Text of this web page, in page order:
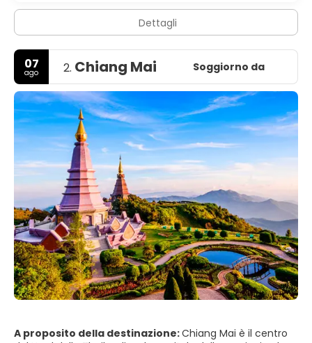
Dettagli
07
ago 2. Chiang Mai Soggiorno da
A proposito della destinazione:Chiang Mai è il centro